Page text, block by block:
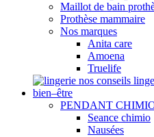
Maillot de bain
Prothèse mammaire
Nos marques
Anita care
Amoena
Truelife
nos conseils linge
bien–être
PENDANT
Seance chimio
Nausées